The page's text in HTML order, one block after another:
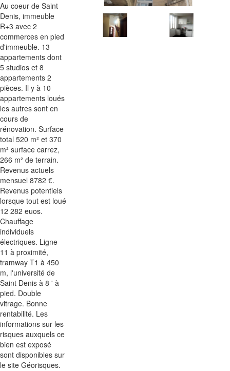
Au coeur de Saint
Denis, immeuble
R+3 avec 2
commerces en pied
d'immeuble. 13
appartements dont
5 studios et 8
appartements 2
pièces. Il y à 10
appartements loués
les autres sont en
cours de
rénovation. Surface
total 520 m² et 370
m² surface carrez,
266 m² de terrain.
Revenus actuels
mensuel 8782 €.
Revenus potentiels
lorsque tout est loué
12 282 euos.
Chauffage
individuels
électriques. Ligne
11 à proximité,
tramway T1 à 450
m, l'université de
Saint Denis à 8 ' à
pied. Double
vitrage. Bonne
rentabilité. Les
informations sur les
risques auxquels ce
bien est exposé
sont disponibles sur
le site Géorisques.